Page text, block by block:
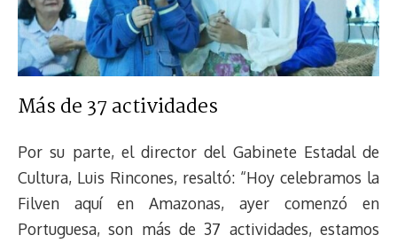
Más de 37 actividades
Por su parte, el director del Gabinete Estadal de
Cultura, Luis Rincones, resaltó: “Hoy celebramos la
Filven aquí en Amazonas, ayer comenzó en
Portuguesa, son más de 37 actividades, estamos